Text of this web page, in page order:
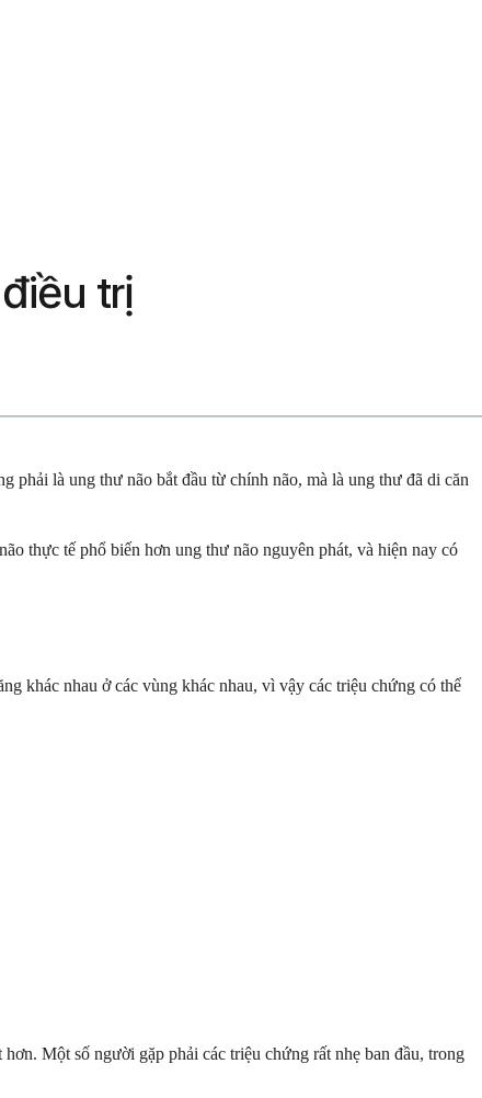
trị
phải là ung thư não bắt đầu từ chính não, mà là ung thư đã di căn
thực tế phổ biến hơn ung thư não nguyên phát, và hiện nay có
khác nhau ở các vùng khác nhau, vì vậy các triệu chứng có thể
Một số người gặp phải các triệu chứng rất nhẹ ban đầu, trong